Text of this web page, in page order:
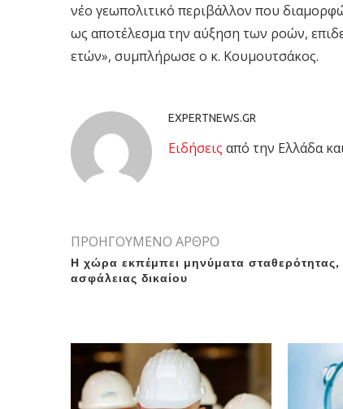
νέο γεωπολιτικό περιβάλλον που
ως αποτέλεσμα την αύξηση των ροών,
ετών», συμπλήρωσε ο κ. Κουμουτσάκος.
EXPERTNEWS.GR
Eιδήσεις από την Ελλάδα
ΠΡΟΗΓΟΥΜΕΝΟ ΑΡΘΡΟ
Η χώρα εκπέμπει μηνύματα σταθερότητας,
ασφάλειας δικαίου